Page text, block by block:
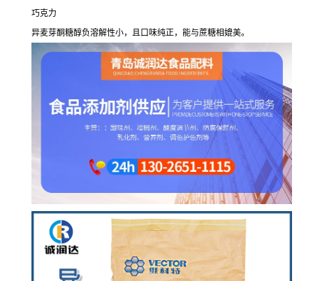
巧克力
异麦芽酮糖醇负溶解性小，且口味纯正，能与蔗糖相媲美。